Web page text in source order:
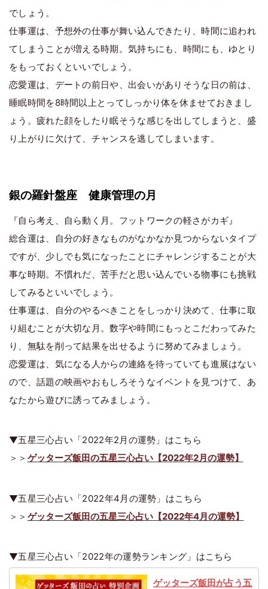
でしょう。
仕事運は、予想外の仕事が舞い込んできたり、時間に追われ
てしまうことが増える時期。気持ちにも、時間にも、ゆとり
をもっておくといいでしょう。
恋愛運は、デートの前日や、出会いがありそうな日の前は、
睡眠時間を8時間以上とってしっかり体を休ませておきまし
ょう。疲れた顔をしたり眠そうな感じを出してしまうと、盛
り上がりに欠けて、チャンスを逃してしまいます。
銀の羅針盤座 健康管理の月
『自ら考え、自ら動く月。フットワークの軽さがカギ』
総合運は、自分の好きなものがなかなか見つからないタイプ
ですが、少しでも気になったことにチャレンジすることが大
事な時期。不慣れだ、苦手だと思い込んでいる物事にも挑戦
してみるといいでしょう。
仕事運は、自分のやるべきことをしっかり決めて、仕事に取
り組むことが大切な月。数字や時間にもっとこだわってみた
り、無駄を削って結果を出せるように努めてみましょう。
恋愛運は、気になる人からの連絡を待っていても進展はない
ので、話題の映画やおもしろそうなイベントを見つけて、あ
なたから遊びに誘ってみましょう。
▼五星三心占い「2022年2月の運勢」はこちら
＞＞ ゲッターズ飯田の五星三心占い【2022年2月の運勢】
▼五星三心占い「2022年4月の運勢」はこちら
＞＞ ゲッターズ飯田の五星三心占い【2022年4月の運勢】
▼五星三心占い「2022年の運勢ランキング」はこちら
ゲッターズ飯田が占う五